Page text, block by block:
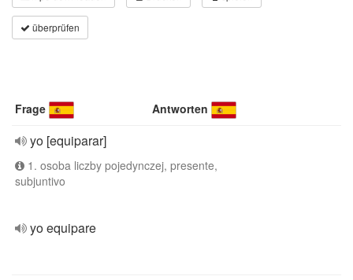
überprüfen
Frage Antworten
yo [equiparar]
1. osoba liczby pojedynczej, presente,
subjuntivo
yo equipare